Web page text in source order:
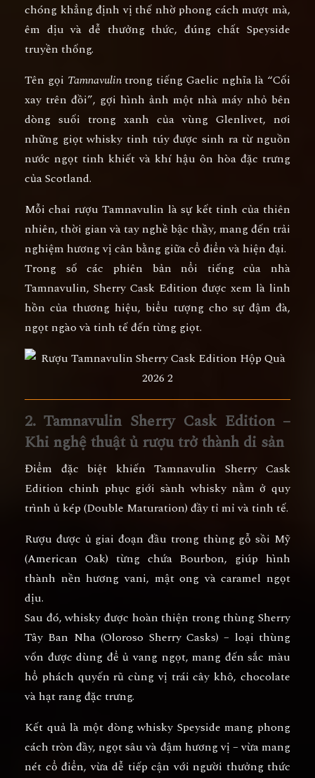
chóng khẳng định vị thế nhờ phong cáchmượt mà,
êm dịu và dễ thưởng thức, đúng chất Speyside
truyền thống.
Tên gọi Tamnavulintrong tiếng Gaelic nghĩa là “Cối
xay trên đồi”, gợi hình ảnh một nhà máy nhỏ bên
dòng suối trong xanh của vùng Glenlivet, nơi
những giọt whisky tinh túy được sinh ra từ nguồn
nước ngọt tinh khiết và khí hậu ôn hòa đặc trưng
của Scotland.
Mỗi chai rượu Tamnavulin là sự kết tinh của thiên
nhiên, thời gian và tay nghề bậc thầy, mang đến trải
nghiệm hương vị cân bằng giữa cổ điển và hiện đại.
Trong số các phiên bản nổi tiếng của nhà
Tamnavulin, Sherry Cask Edition được xem là linh
hồn của thương hiệu, biểu tượng cho sự đậm đà,
ngọt ngào và tinh tế đến từng giọt.
2. Tamnavulin Sherry Cask Edition –
Khi nghệ thuật ủ rượu trở thành di sản
Điểm đặc biệt khiến Tamnavulin Sherry Cask
Edition chinh phục giới sành whisky nằm ở quy
trình ủ kép (Double Maturation) đầy tỉ mỉ và tinh tế.
Rượu được ủ giai đoạn đầu trong thùng gỗ sồi Mỹ
(American Oak) từng chứa Bourbon, giúp hình
thành nền hươngvani, mật ong và caramel ngọt
dịu.
Sau đó, whisky được hoàn thiện trong thùng Sherry
Tây Ban Nha (Oloroso Sherry Casks) – loại thùng
vốn được dùng để ủ vang ngọt, mang đếnsắc màu
hổ phách quyến rũ cùng vị trái cây khô, chocolate
và hạt rang đặc trưng.
Kết quả là một dòng whisky Speyside mang phong
cách tròn đầy, ngọt sâu và đậm hương vị – vừa mang
nét cổ điển, vừa dễ tiếp cận với người thưởng thức